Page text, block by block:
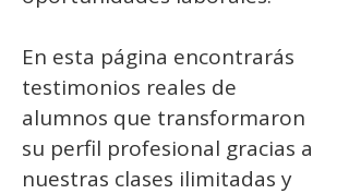
En esta página encontrarás
testimonios reales de
alumnos que transformaron
su perfil profesional gracias a
nuestras clases ilimitadas y